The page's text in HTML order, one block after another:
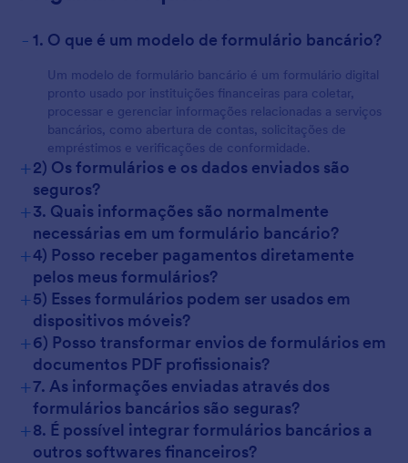
- 1. O que é um modelo de formulário bancário?
Um modelo de formulário bancário é um formulário digital
pronto usado por instituições financeiras para coletar,
processar e gerenciar informações relacionadas a serviços
bancários, como abertura de contas, solicitações de
empréstimos e verificações de conformidade.
+2) Os formulários e os dados enviados são
seguros?
+3. Quais informações são normalmente
necessárias em um formulário bancário?
+4) Posso receber pagamentos diretamente
pelos meus formulários?
+5) Esses formulários podem ser usados em
dispositivos móveis?
+6) Posso transformar envios de formulários em
documentos PDF profissionais?
+7. As informações enviadas através dos
formulários bancários são seguras?
+8. É possível integrar formulários bancários a
outros softwares financeiros?